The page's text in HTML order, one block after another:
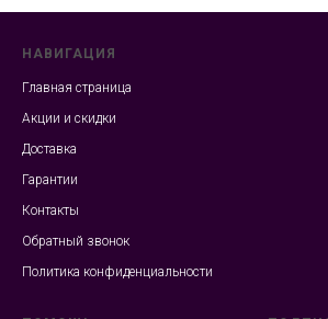
НАВИГАЦИЯ
Главная страница
Акции и скидки
Доставка
Гарантии
Контакты
Обратный звонок
Политика конфиденциальности